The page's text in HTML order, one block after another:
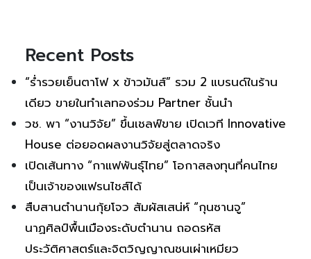
Recent Posts
“ร่ำรวยเย็นตาโฟ x ข้าวมันส์” รวม 2 แบรนด์ในร้าน
เดียว ขายในทำเลทองร่วม Partner ชั้นนำ
วช. พา “งานวิจัย” ขึ้นเชลฟ์ขาย เปิดเวที Innovative
House ต่อยอดผลงานวิจัยสู่ตลาดจริง
เปิดเส้นทาง “กาแฟพันธุ์ไทย” โอกาสลงทุนที่คนไทย
เป็นเจ้าของแฟรนไชส์ได้
สืบสานตำนานกุ้ยโจว สัมผัสเสน่ห์ “กุนซานจู”
นาฏศิลป์พื้นเมืองระดับตำนาน ถอดรหัส
ประวัติศาสตร์และจิตวิญญาณชนเผ่าเหมียว